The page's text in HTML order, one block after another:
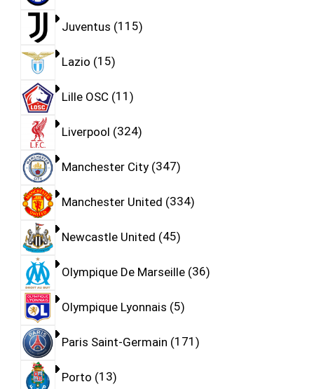
Juventus 115
Lazio 15
Lille OSC 11
Liverpool 324
Manchester City 347
Manchester United 334
Newcastle United 45
Olympique De Marseille 36
Olympique Lyonnais 5
Paris Saint-Germain 171
Porto 13